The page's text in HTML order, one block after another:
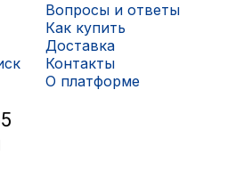
Вопросы и ответы
Как купить
Доставка
Контакты
О платформе